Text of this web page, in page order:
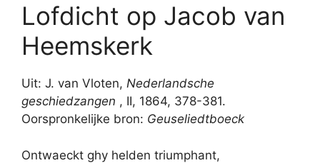
Lofdicht op Jacob van
Heemskerk
Uit: J. van Vloten, Nederlandsche
geschiedzangen , II, 1864, 378-381.
Oorspronkelijke bron: Geuseliedtboeck
Ontwaeckt ghy helden triumphant,